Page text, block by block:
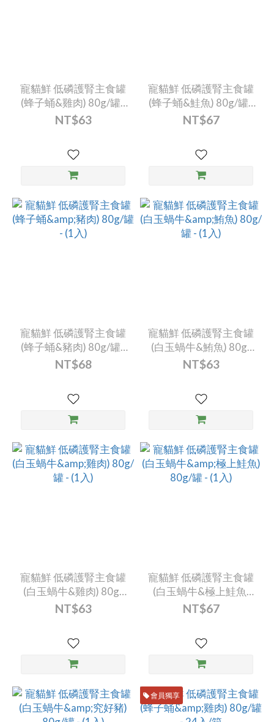
寵貓鮮 低磷護腎主食罐
(蜂子蛹&雞肉) 80g/罐 -
(1入)
NT$63
寵貓鮮 低磷護腎主食罐
(蜂子蛹&鮭魚) 80g/罐 -
(1入)
NT$67
寵貓鮮 低磷護腎主食罐
(蜂子蛹&豬肉) 80g/罐 -
(1入)
NT$68
寵貓鮮 低磷護腎主食罐
(白玉蝸牛&鮪魚) 80g/
罐 - (1入)
NT$63
寵貓鮮 低磷護腎主食罐
(白玉蝸牛&雞肉) 80g/
罐 - (1入)
NT$63
寵貓鮮 低磷護腎主食罐
(白玉蝸牛&極上鮭魚)
80g/罐 - (1入)
NT$67
會員獨享